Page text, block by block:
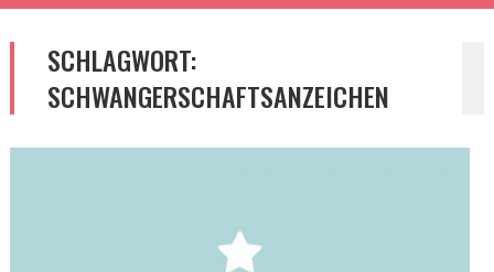
SCHLAGWORT:
SCHWANGERSCHAFTSANZEICHEN